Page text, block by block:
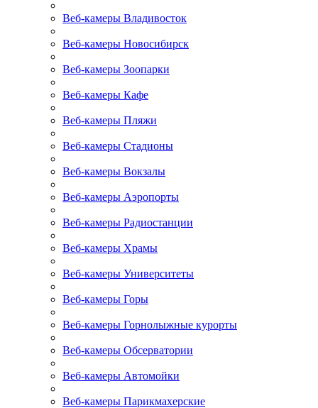
Веб-камеры Владивосток
Веб-камеры Новосибирск
Веб-камеры Зоопарки
Веб-камеры Кафе
Веб-камеры Пляжи
Веб-камеры Стадионы
Веб-камеры Вокзалы
Веб-камеры Аэропорты
Веб-камеры Радиостанции
Веб-камеры Храмы
Веб-камеры Университеты
Веб-камеры Горы
Веб-камеры Горнолыжные курорты
Веб-камеры Обсерватории
Веб-камеры Автомойки
Веб-камеры Парикмахерские